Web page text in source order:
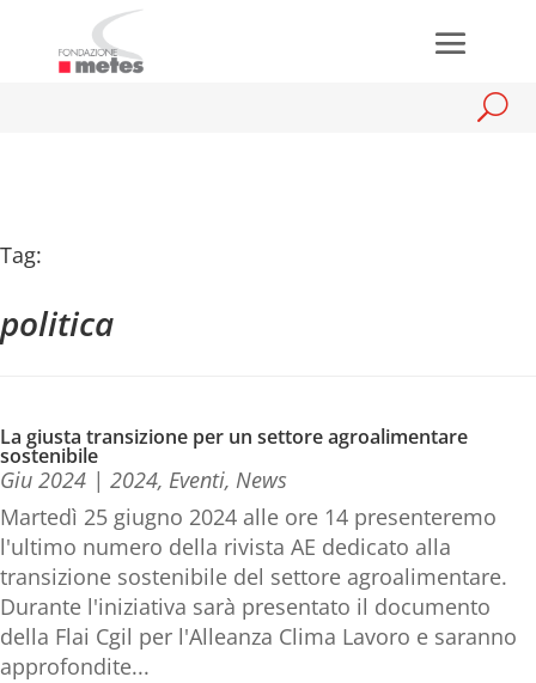
Tag:
politica
La giusta transizione per un settore agroalimentare
sostenibile
Giu 2024 | 2024, Eventi, News
Martedì 25 giugno 2024 alle ore 14 presenteremo
l'ultimo numero della rivista AE dedicato alla
transizione sostenibile del settore agroalimentare.
Durante l'iniziativa sarà presentato il documento
della Flai Cgil per l'Alleanza Clima Lavoro e saranno
approfondite...